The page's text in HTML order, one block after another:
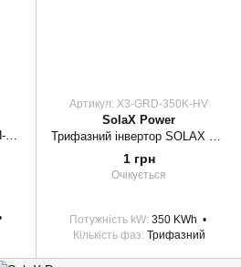
Артикул: X3-GRD-350K-HV
SolaX Power
Трифазний інвертор SOLAX X3-GRD-350K-HV
1 грн
Очікується
Потужність kW 350 KWh
Кількість фаз Трифазний